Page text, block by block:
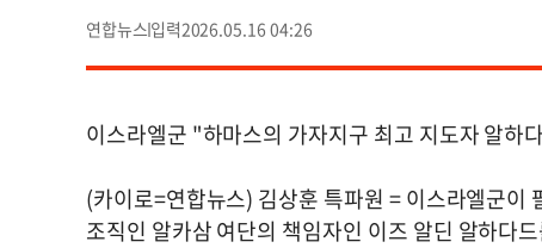
연합뉴스 2026.05.16 04:26
이스라엘군 "하마스의 가자지구 최고 지도자 알하
(카이로=연합뉴스) 김상훈 특파원 = 이스라엘군이
조직인 알카삼 여단의 책임자인 이즈 알딘 알하다